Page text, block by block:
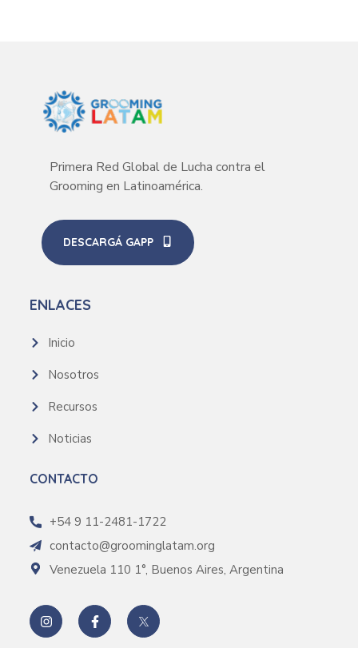
Primera Red Global de Lucha contra el
Grooming en Latinoamérica.
DESCARGÁ GAPP
ENLACES
Inicio
Nosotros
Recursos
Noticias
CONTACTO
+54 9 11-2481-1722
contacto@groominglatam.org
Venezuela 110 1°, Buenos Aires, Argentina